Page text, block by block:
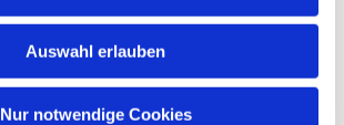
Auswahl erlauben
Nur notwendige Cookies